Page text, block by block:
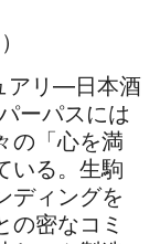
アリ―日本酒
ーパスには
の「心を満
いる。生駒
ディングを
の密なコミ